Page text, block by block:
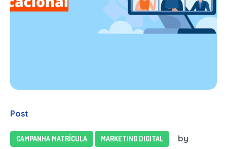
Post
CAMPANHA MATRÍCULA MARKETING DIGITAL by